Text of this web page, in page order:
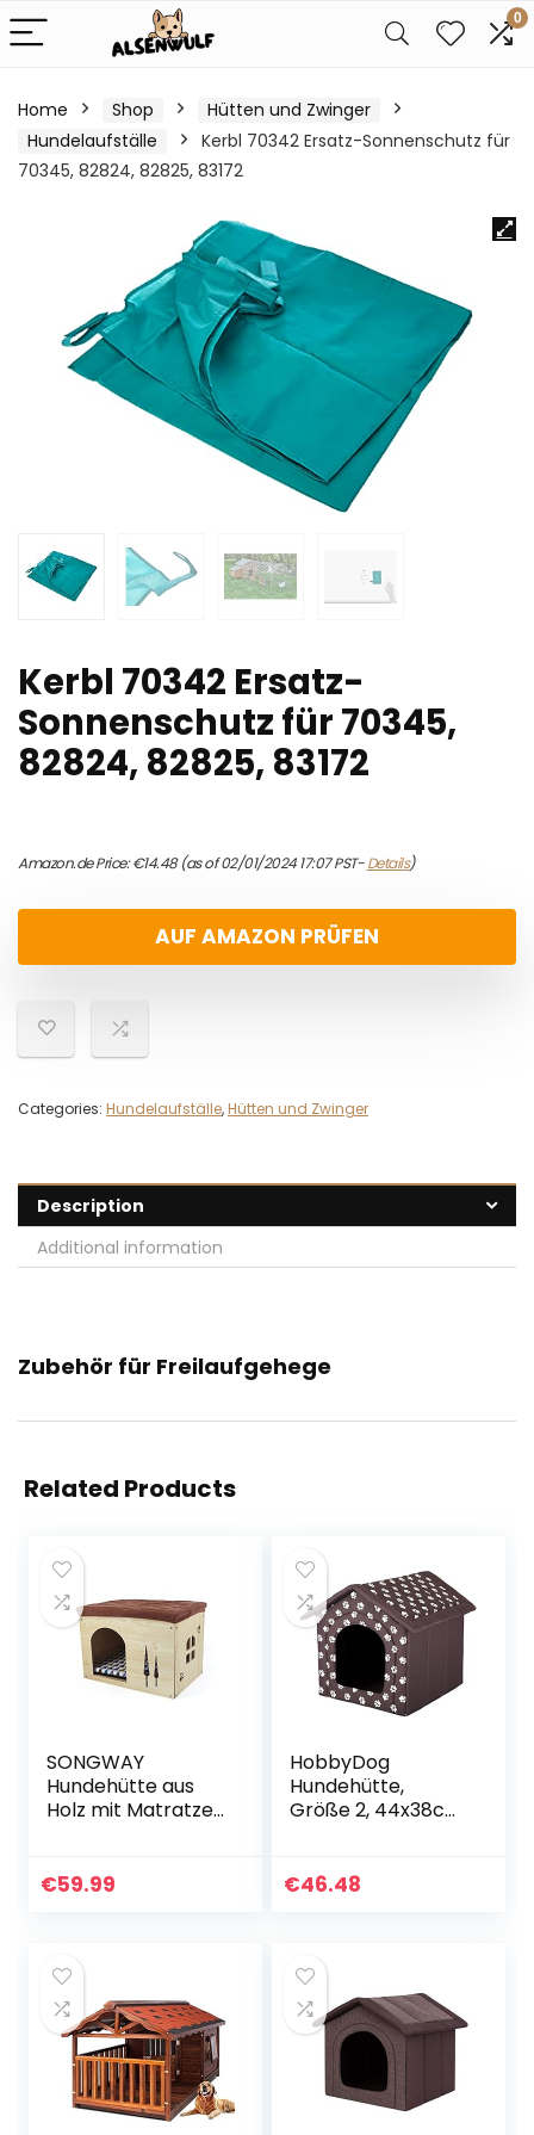
0
Home Shop
Hütten und Zwinger
Hundelaufställe
Kerbl 70342 Ersatz-Sonnenschutz für
70345, 82824, 82825, 83172
Kerbl 70342 Ersatz-
Sonnenschutz für 70345,
82824, 82825, 83172
Amazon.de Price:€14.48(as of 02/01/2024 17:07 PST-Details)
AUF AMAZON PRÜFEN
Categories: Hundelaufställe,Hütten und Zwinger
Description
Additional information
Zubehör für Freilaufgehege
Related Products
SONGWAY
Hundehütte aus
Holz mit Matratze
Form von
Haustierhaus für
Katzen, Welpen,
Hund Kleintiere
Haustiernest zur
Vier Jahreszeiten,
€59.99
HobbyDog
Hundehütte,
Größe 2, 44x38cm,
waschbar bei 30 °
€46.48